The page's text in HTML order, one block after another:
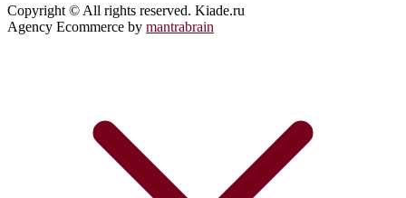
Copyright © All rights reserved. Kiade.ru
Agency Ecommerce by mantrabrain